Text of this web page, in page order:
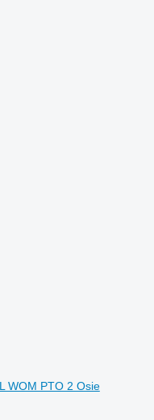
WOM PTO 2 Osie